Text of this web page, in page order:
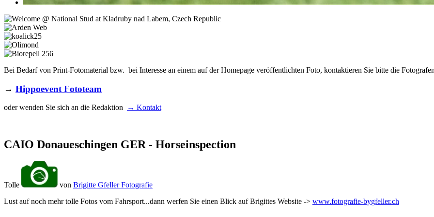
Bei Bedarf von Print-Fotomaterial bzw. bei Interesse an einem auf der Homepage veröffentlichten Foto, kontaktieren Sie bitte die
→ Hippoevent Fototeam
oder wenden Sie sich an die Redaktion → Kontakt
CAIO Donaueschingen GER - Horseinspection
Tolle von Brigitte Gfeller Fotografie
Lust auf noch mehr tolle Fotos vom Fahrsport...dann werfen Sie einen Blick auf Brigittes Website -> www.fotografie-bygfeller.ch